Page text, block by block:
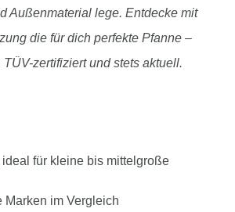
Außenmaterial lege. Entdecke mit
die für dich perfekte Pfanne –
zertifiziert und stets aktuell.
ideal für kleine bis mittelgroße
Marken im Vergleich